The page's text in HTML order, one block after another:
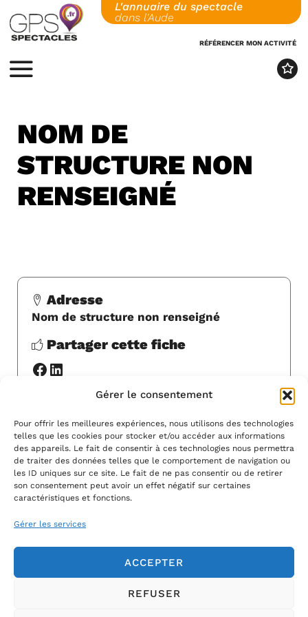
Gérer le consentement
Pour offrir les meilleures expériences, nous utilisons des technologies
telles que les cookies pour stocker et/ou accéder aux informations
des appareils. Le fait de consentir à ces technologies nous permettra
de traiter des données telles que le comportement de navigation ou
les ID uniques sur ce site. Le fait de ne pas consentir ou de retirer
son consentement peut avoir un effet négatif sur certaines
caractéristiques et fonctions.
Gérer les services
ACCEPTER
REFUSER
to
content
L'annuaire du spectacle
dans l'Aude
RÉFÉRENCER MON ACTIVITÉ
MENU
NOM DE
STRUCTURE NON
RENSEIGNÉ
Adresse
Nom de structure non renseigné
Partager cette fiche
Facebook
LinkedIn
MODIFIER